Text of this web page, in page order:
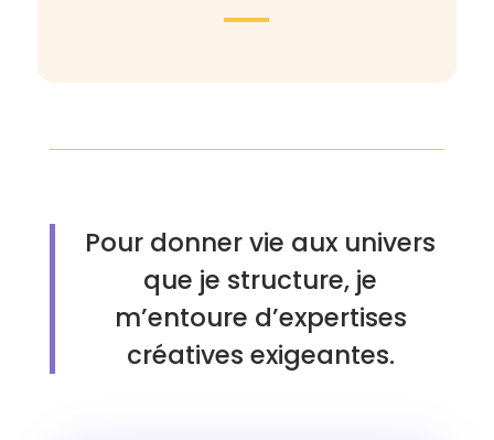
Pour donner vie aux univers
que je structure, je
m’entoure d’expertises
créatives exigeantes.